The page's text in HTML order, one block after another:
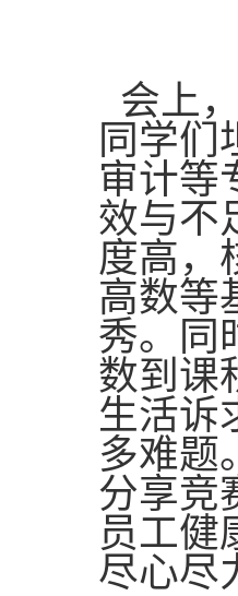
会上
同学们
审计等
效与不
度高，
高数等
秀。同
数到课
生活诉
多难题
分享竞
员工健
尽心尽